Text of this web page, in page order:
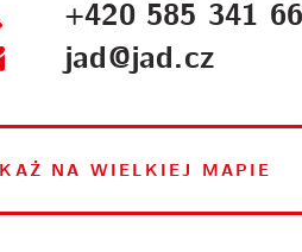
+420 585 341
jad@jad.cz
NA WIELKIEJ MAPIE